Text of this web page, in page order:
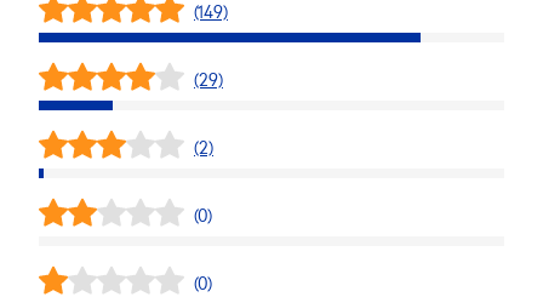
(149)
(29)
(2)
(0)
(0)